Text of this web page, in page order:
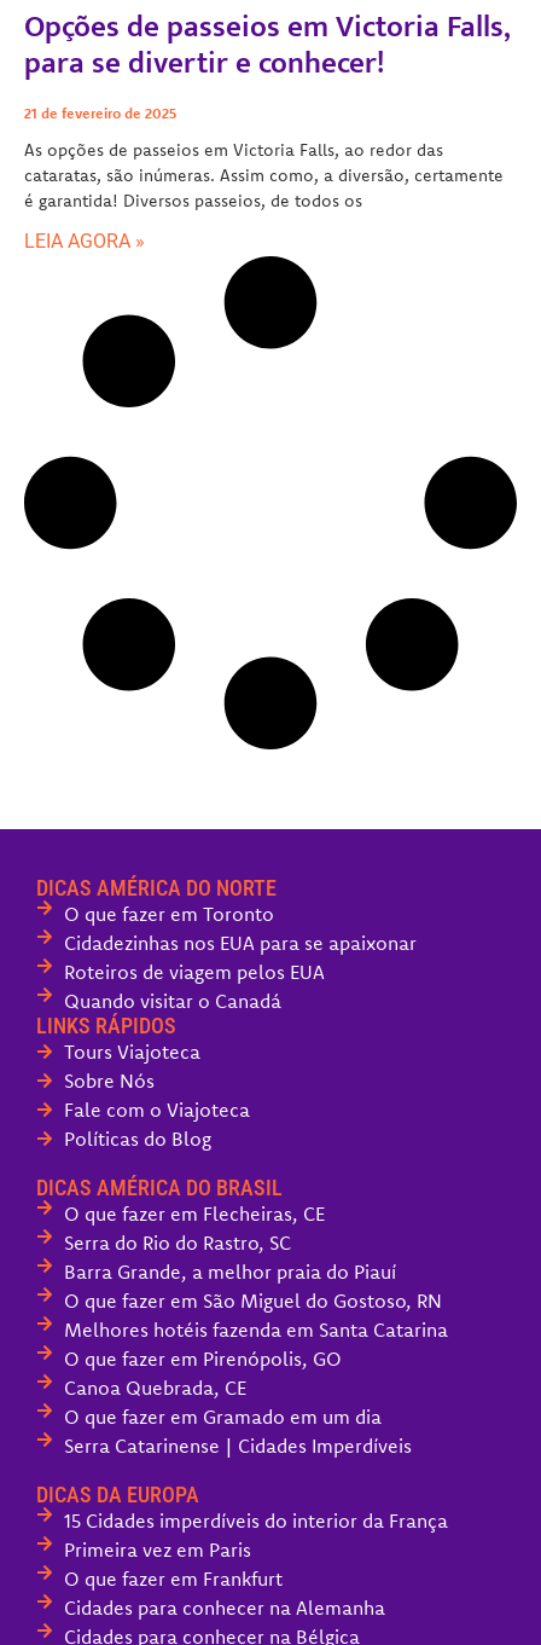
Opções de passeios em Victoria Falls,
para se divertir e conhecer!
21 de fevereiro de 2025
As opções de passeios em Victoria Falls, ao redor das
cataratas, são inúmeras. Assim como, a diversão, certamente
é garantida! Diversos passeios, de todos os
LEIA AGORA »
DICAS AMÉRICA DO NORTE
O que fazer em Toronto
Cidadezinhas nos EUA para se apaixonar
Roteiros de viagem pelos EUA
Quando visitar o Canadá
LINKS RÁPIDOS
Tours Viajoteca
Sobre Nós
Fale com o Viajoteca
Políticas do Blog
DICAS AMÉRICA DO BRASIL
O que fazer em Flecheiras, CE
Serra do Rio do Rastro, SC
Barra Grande, a melhor praia do Piauí
O que fazer em São Miguel do Gostoso, RN
Melhores hotéis fazenda em Santa Catarina
O que fazer em Pirenópolis, GO
Canoa Quebrada, CE
O que fazer em Gramado em um dia
Serra Catarinense | Cidades Imperdíveis
DICAS DA EUROPA
15 Cidades imperdíveis do interior da França
Primeira vez em Paris
O que fazer em Frankfurt
Cidades para conhecer na Alemanha
Cidades para conhecer na Bélgica